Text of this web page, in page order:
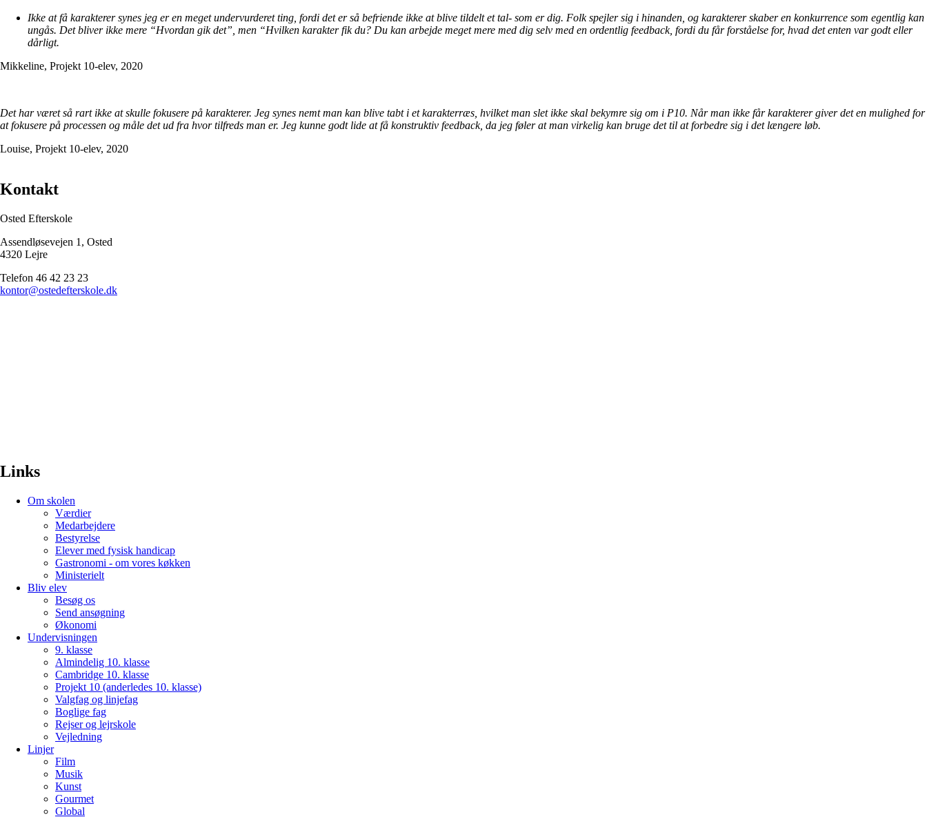
Ikke at få karakterer synes jeg er en meget undervurderet ting, fordi det er så befriende ikke at blive tildelt et tal- som er dig. Folk spejler sig i hinanden, og karakterer skaber en konkurrence som egentlig kan
ungås. Det bliver ikke mere “Hvordan gik det”, men “Hvilken karakter fik du? Du kan arbejde meget mere med dig selv med en ordentlig feedback, fordi du får forståelse for, hvad det enten var godt eller
dårligt.
Mikkeline, Projekt 10-elev, 2020
Det har været så rart ikke at skulle fokusere på karakterer. Jeg synes nemt man kan blive tabt i et karakterræs, hvilket man slet ikke skal bekymre sig om i P10. Når man ikke får karakterer giver det en mulighed for
at fokusere på processen og måle det ud fra hvor tilfreds man er. Jeg kunne godt lide at få konstruktiv feedback, da jeg føler at man virkelig kan bruge det til at forbedre sig i det længere løb.
Louise, Projekt 10-elev, 2020
Kontakt
Osted Efterskole
Assendløsevejen 1, Osted
4320 Lejre
Telefon 46 42 23 23
kontor@ostedefterskole.dk
Links
Om skolen
Værdier
Medarbejdere
Bestyrelse
Elever med fysisk handicap
Gastronomi - om vores køkken
Ministerielt
Bliv elev
Besøg os
Send ansøgning
Økonomi
Undervisningen
9. klasse
Almindelig 10. klasse
Cambridge 10. klasse
Projekt 10 (anderledes 10. klasse)
Valgfag og linjefag
Boglige fag
Rejser og lejrskole
Vejledning
Linjer
Film
Musik
Kunst
Gourmet
Global